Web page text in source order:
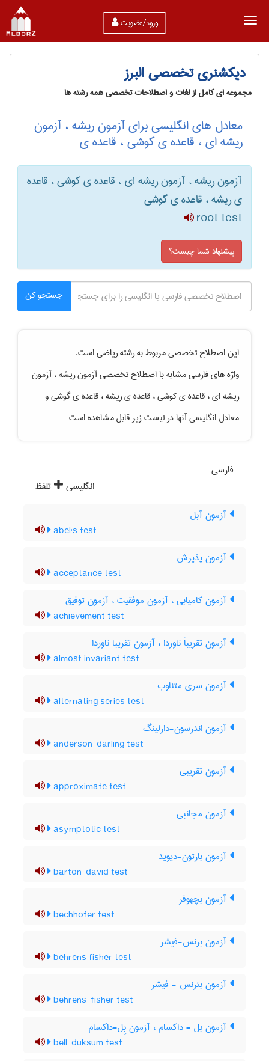
ورود/عضویت
دیکشنری تخصصی البرز
مجموعه ای کامل از لغات و اصطلاحات تخصصی همه رشته ها
معادل های انگلیسی برای آزمون ریشه ، آزمون
ریشه ای ، قاعده ی کوشی ، قاعده ی
آزمون ریشه ، آزمون ریشه ای ، قاعده ی کوشی ، قاعده
ی ریشه ، قاعده ی گوشی
root test
پیشنهاد شما چیست؟
جستجو کن
این اصطلاح تخصصی مربوط به رشتهرياضیاست.
واژه های فارسی مشابه با اصطلاح تخصصیآزمون ریشه ، آزمون
ریشه ای ، قاعده ی کوشی ، قاعده ی ریشه ، قاعده ی گوشیو
معادل انگلیسی آنها در لیست زیر قابل مشاهده است
فارسی
انگلیسی
تلفظ
آزمون آبل
abel's test
آزمون پذیرش
acceptance test
آزمون کامیابی ، آزمون موفقیت ، آزمون توفیق
achievement test
آزمون تقریباً ناوردا ، آزمون تقریبا ناوردا
almost invariant test
آزمون سری متناوب
alternating series test
آزمون اندرسون-دارلینگ
anderson-darling test
آزمون تقریبی
approximate test
آزمون مجانبی
asymptotic test
آزمون بارتون-دیوید
barton-david test
آزمون بچهوفر
bechhofer test
آزمون برنس-فیشر
behrens fisher test
آزمون بئرنس - فیشر
behrens-fisher test
آزمون بل - داکسام ، آزمون بِل-داکسام
bell-duksum test